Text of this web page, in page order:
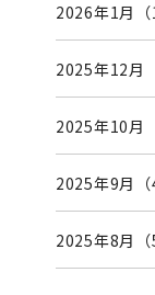
2026年1月（1
2025年12月
2025年10月
2025年9月（4
2025年8月（5